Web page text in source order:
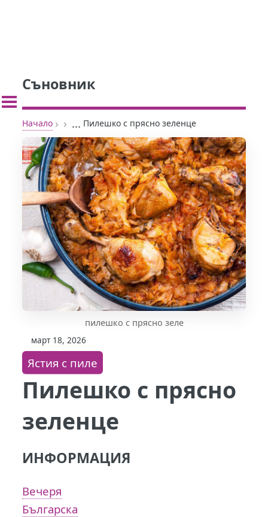
Съновник
Начало › › ... Пилешко с прясно зеленце
пилешко с прясно зеле
март 18, 2026
Ястия с пиле
Пилешко с прясно
зеленце
ИНФОРМАЦИЯ
Вечеря
Българска